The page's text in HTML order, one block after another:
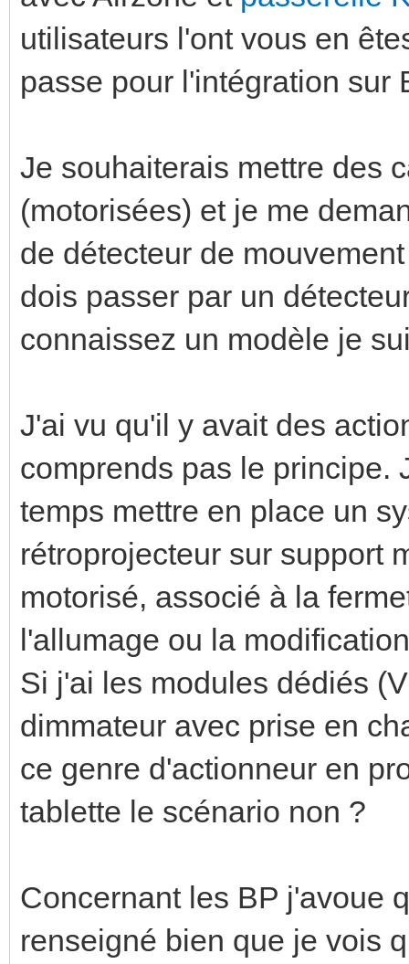
utilisateurs l'ont vous en
passe pour l'intégration sur
Je souhaiterais mettre des
(motorisées) et je me
de détecteur de
dois passer par un
connaissez un modèle je
J'ai vu qu'il y avait des
comprends pas le principe.
temps mettre en place un
rétroprojecteur sur support
motorisé, associé à la
l'allumage ou la
Si j'ai les modules dédiés
dimmateur avec prise en
ce genre d'actionneur en
tablette le scénario non ?
Concernant les BP j'avoue
renseigné bien que je vois